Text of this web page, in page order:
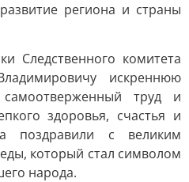
региона и страны
Следственного комитета
искреннюю
труд и
здоровья, счастья и
поздравили с великим
который стал символом
народа.